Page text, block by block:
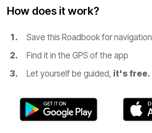
How does it work?
Save this Roadbook for navigation
Find it in the GPS of the app
Let yourself be guided, it's free.